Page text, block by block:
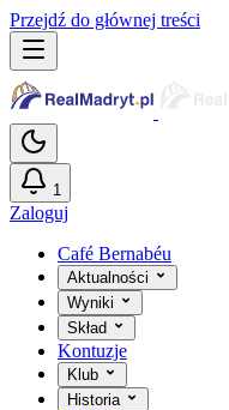
Przejdź do głównej treści
1
Zaloguj
Café Bernabéu
Aktualności
Wyniki
Skład
Kontuzje
Klub
Historia